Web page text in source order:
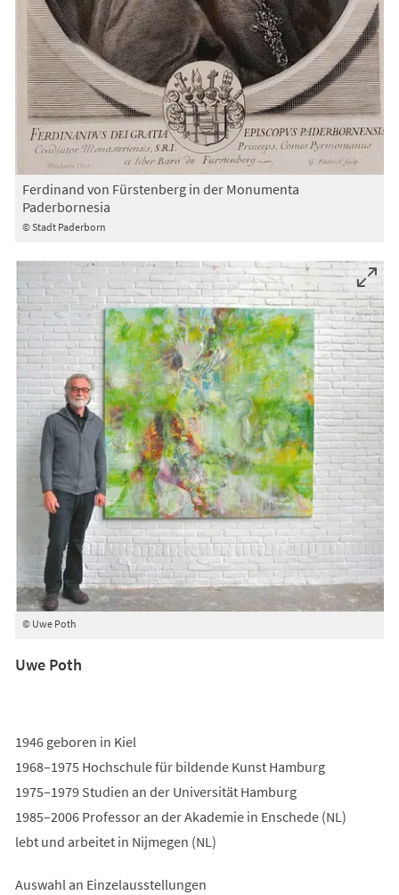
© Stadt Paderborn
Ferdinand von Fürstenberg in der Monumenta
Paderbornesia
© Uwe Poth
Uwe Poth
1946 geboren in Kiel
1968–1975 Hochschule für bildende Kunst Hamburg
1975–1979 Studien an der Universität Hamburg
1985–2006 Professor an der Akademie in Enschede (NL)
lebt und arbeitet in Nijmegen (NL)
Auswahl an Einzelausstellungen